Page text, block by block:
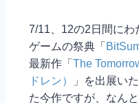
7/11、12の2日間にわ
ゲームの祭典「
最新作「 The
ドレン）
」を出展い
た今作ですが、なん